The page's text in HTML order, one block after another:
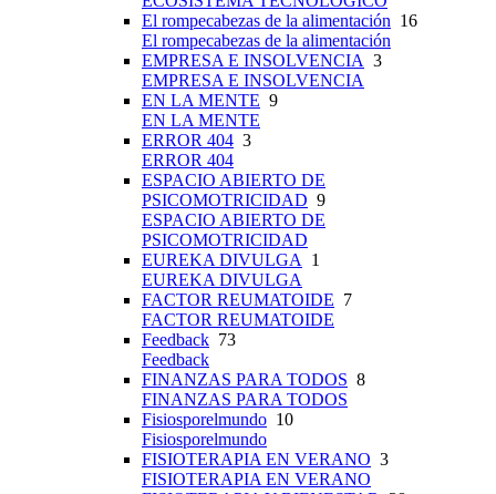
El rompecabezas de la alimentación 16
El rompecabezas de la alimentación
EMPRESA E INSOLVENCIA 3
EMPRESA E INSOLVENCIA
EN LA MENTE 9
EN LA MENTE
ERROR 404 3
ERROR 404
ESPACIO ABIERTO DE
PSICOMOTRICIDAD 9
ESPACIO ABIERTO DE
PSICOMOTRICIDAD
EUREKA DIVULGA 1
EUREKA DIVULGA
FACTOR REUMATOIDE 7
FACTOR REUMATOIDE
Feedback 73
Feedback
FINANZAS PARA TODOS 8
FINANZAS PARA TODOS
Fisiosporelmundo 10
Fisiosporelmundo
FISIOTERAPIA EN VERANO 3
FISIOTERAPIA EN VERANO